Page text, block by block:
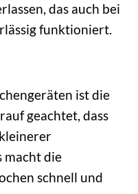
das auch bei
funktioniert.
ist die
geachtet, dass
macht die
schnell und